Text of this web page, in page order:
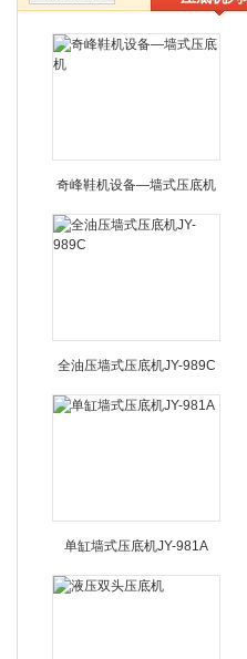
奇峰鞋机设备—墙式压底机
全油压墙式压底机JY-989C
单缸墙式压底机JY-981A